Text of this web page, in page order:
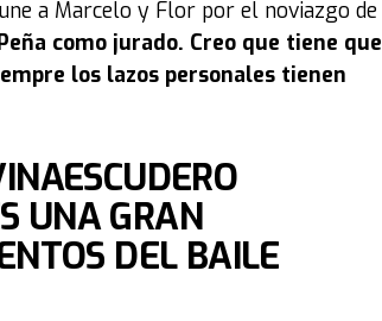
a Marcelo y Flor por el noviazgo de
como jurado. Creo que tiene que
los lazos personales tienen
UNA GRAN
DEL BAILE